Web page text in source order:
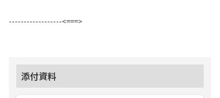
------------------<===>
添付資料